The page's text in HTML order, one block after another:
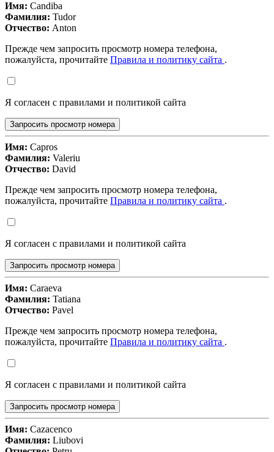
Имя: Candiba
Фамилия: Tudor
Отчество: Anton
Прежде чем запросить просмотр номера телефона,
пожалуйста, прочитайте Правила и политику сайта .
Я согласен с правилами и политикой сайта
Запросить просмотр номера
Имя: Capros
Фамилия: Valeriu
Отчество: David
Прежде чем запросить просмотр номера телефона,
пожалуйста, прочитайте Правила и политику сайта .
Я согласен с правилами и политикой сайта
Запросить просмотр номера
Имя: Caraeva
Фамилия: Tatiana
Отчество: Pavel
Прежде чем запросить просмотр номера телефона,
пожалуйста, прочитайте Правила и политику сайта .
Я согласен с правилами и политикой сайта
Запросить просмотр номера
Имя: Cazacenco
Фамилия: Liubovi